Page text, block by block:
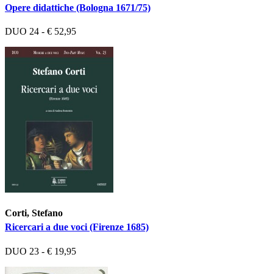
Opere didattiche (Bologna 1671/75)
DUO 24 - € 52,95
Corti, Stefano
Ricercari a due voci (Firenze 1685)
DUO 23 - € 19,95